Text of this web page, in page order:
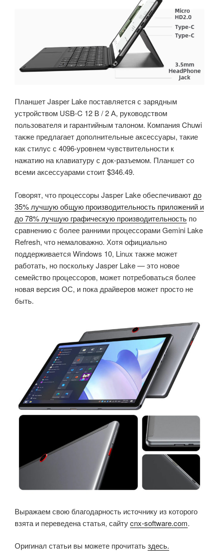
Планшет Jasper Lake поставляется с зарядным
устройством USB-C 12 В / 2 А, руководством
пользователя и гарантийным талоном. Компания Chuwi
также предлагает дополнительные аксессуары, такие
как стилус с 4096-уровнем чувствительности к
нажатию на клавиатуру с док-разъемом. Планшет со
всеми аксессуарами стоит $346.49.
Говорят, что процессоры Jasper Lake обеспечивают до
35% лучшую общую производительность приложений и
до 78% лучшую графическую производительность по
сравнению с более ранними процессорами Gemini Lake
Refresh, что немаловажно. Хотя официально
поддерживается Windows 10, Linux также может
работать, но поскольку Jasper Lake — это новое
семейство процессоров, может потребоваться более
новая версия ОС, и пока драйверов может просто не
быть.
Выражаем свою благодарность источнику из которого
взята и переведена статья, сайтуcnx-software.com.
Оригинал статьи вы можете прочитатьздесь.